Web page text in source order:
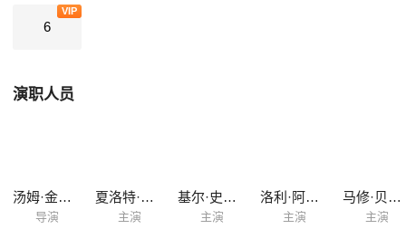
6
VIP
演职人员
汤姆·金斯利
导演
夏洛特·里奇
主演
基尔·史密斯·拜诺
主演
洛利·阿德福普
主演
马修·贝恩顿
主演